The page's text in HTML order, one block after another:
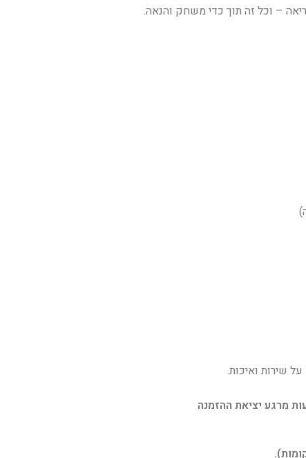
– וכל זה תוך כדי משחק והנאה.
שירות ואיכות.